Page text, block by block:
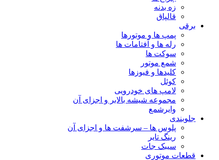
زه بدنه
قالپاق
برقی
پمپ ها و موتورها
رله ها و آفتامات ها
سوکت ها
شمع موتور
کلیدها و فیوزها
کوئل
لامپ های خودرویی
مجموعه شیشه بالابر و اجزای آن
وایرشمع
جلوبندی
پلوس ها – سرشفت ها و اجزای آن
رینگ تایر
سیبک جات
قطعات موتوری